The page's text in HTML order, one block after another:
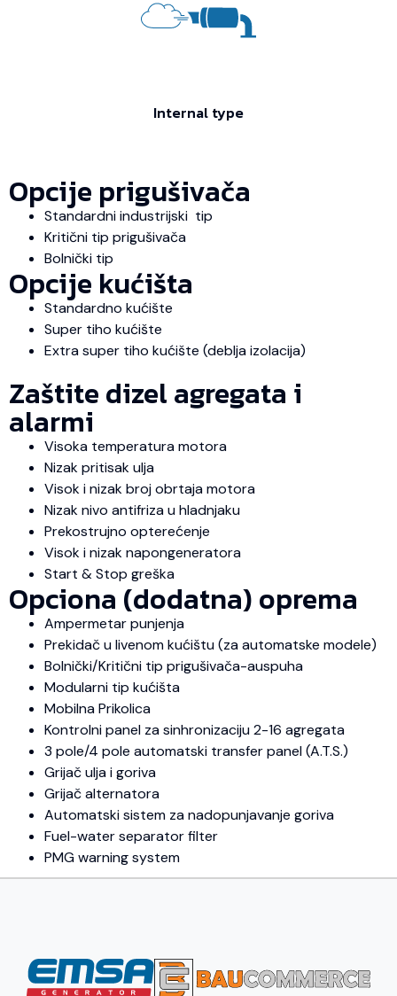
Internal type
Opcije prigušivača
Standardni industrijski tip
Kritični tip prigušivača
Bolnički tip
Opcije kućišta
Standardno kućište
Super tiho kućište
Extra super tiho kućište (deblja izolacija)
Zaštite dizel agregata i
alarmi
Visoka temperatura motora
Nizak pritisak ulja
Visok i nizak broj obrtaja motora
Nizak nivo antifriza u hladnjaku
Prekostrujno opterećenje
Visok i nizak napongeneratora
Start & Stop greška
Opciona (dodatna) oprema
Ampermetar punjenja
Prekidač u livenom kućištu (za automatske modele)
Bolnički/Kritični tip prigušivača-auspuha
Modularni tip kućišta
Mobilna Prikolica
Kontrolni panel za sinhronizaciju 2-16 agregata
3 pole/4 pole automatski transfer panel (A.T.S.)
Grijač ulja i goriva
Grijač alternatora
Automatski sistem za nadopunjavanje goriva
Fuel-water separator filter
PMG warning system